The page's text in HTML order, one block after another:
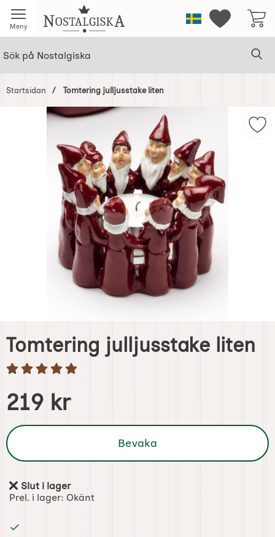
Meny Startsidan för NostalgiskaSverigeMina
Startsidan Tomtering julljusstake liten
Tomtering julljusstake liten
Handla denna produkt Tomtering julljusstake liten
pris
219 kr
Bevaka
Tillgänglighet:
Slut i lager
Prel. i lager: Okänt